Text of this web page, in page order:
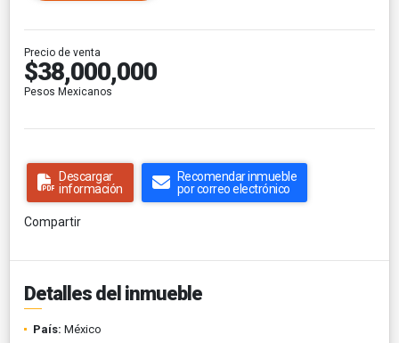
Precio de venta
$38,000,000
Pesos Mexicanos
Descargar
información
Recomendar inmueble
por correo electrónico
Compartir
Detalles del inmueble
País: México